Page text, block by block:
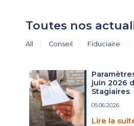
Toutes nos
All Conseil Fiduciaire
juin 2026
Stagiaires
05.06.2026
Lire la